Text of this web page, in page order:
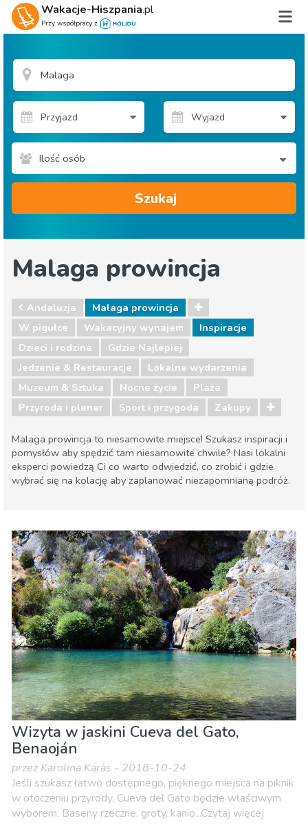
Wakacje-Hiszpania.pl
Przy współpracy z
Ilość osób
Szukaj
Malaga prowincja
Andaluzja
Malaga prowincja
W pigułce
Wakacyjny wynajem
Inspiracje
Dzieci i rodzina
Gdzie Najlepiej
Jedzenie & Restauracje
Lokalne wydarzenia
Muzeum & Sztuka
Nocne życie
Plaże
Przyroda i plener
Sport i przygoda Zakupy
Malaga prowincja to niesamowite miejsce! Szukasz inspiracji i
pomysłów aby spędzić tam niesamowite chwile? Nasi lokalni
eksperci powiedzą Ci co warto odwiedzić, co zrobić i gdzie
wybrać się na kolację aby zaplanować niezapomnianą podróż.
Dzieci i rodzina
Gdzie Najlepiej
Jedzenie & Restauracje
Lokalne wydarzenia
Muzeum & Sztuka
Nocne życie
Plaże
Przyroda i plener
Sport i przygoda Zakupy
Wizyta w jaskini Cueva del Gato,
Benaoján
przez Karolina Karàs - 2018-10-24
Jeśli szukasz łatwo dostępnego, pięknego miejsca na piknik
w otoczeniu przyrody, Cueva del Gato będzie właściwym
wyborem. Baseny rzeczne, groty, kanio...Czytaj więcej